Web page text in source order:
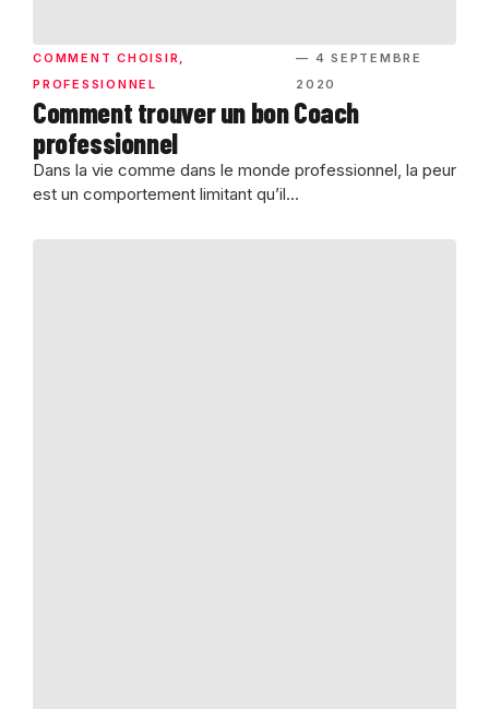
COMMENT CHOISIR
PROFESSIONNEL
— 4 SEPTEMBRE
2020
Comment trouver un bon Coach
professionnel
Dans la vie comme dans le monde professionnel, la peur
est un comportement limitant qu’il...